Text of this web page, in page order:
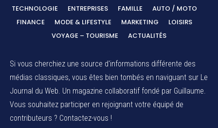
TECHNOLOGIE
ENTREPRISES FAMILLE
AUTO / MOTO
FINANCE
MODE & LIFESTYLE MARKETING
LOISIRS
VOYAGE – TOURISME
ACTUALITÉS
Si vous cherchiez une source d'informations différente des
médias classiques, vous êtes bien tombés en naviguant sur Le
Journal du Web. Un magazine collaboratif fondé par Guillaume.
Vous souhaitez participer en rejoignant votre équipé de
contributeurs ? Contactez-vous !